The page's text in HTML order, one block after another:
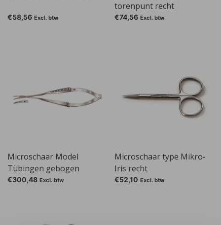
€58,56 Excl. btw
torenpunt recht
€74,56 Excl. btw
Microschaar Model
Tübingen gebogen
€300,48 Excl. btw
Microschaar type Mikro-
Iris recht
€52,10 Excl. btw